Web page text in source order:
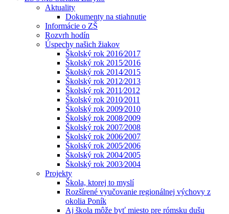
Aktuality
Dokumenty na stiahnutie
Informácie o ZŠ
Rozvrh hodín
Úspechy našich žiakov
Školský rok 2016⁄2017
Školský rok 2015⁄2016
Školský rok 2014⁄2015
Školský rok 2012⁄2013
Školský rok 2011⁄2012
Školský rok 2010⁄2011
Školský rok 2009⁄2010
Školský rok 2008⁄2009
Školský rok 2007⁄2008
Školský rok 2006⁄2007
Školský rok 2005⁄2006
Školský rok 2004⁄2005
Školský rok 2003⁄2004
Projekty
Škola, ktorej to myslí
Rozšírené vyučovanie regionálnej výchovy z
okolia Poník
Aj škola môže byť miesto pre rómsku dušu